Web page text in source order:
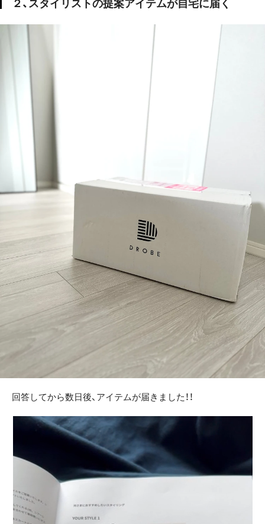
２、スタイリストの提案アイテムが自宅に届く
回答してから数日後、アイテムが届きました！！